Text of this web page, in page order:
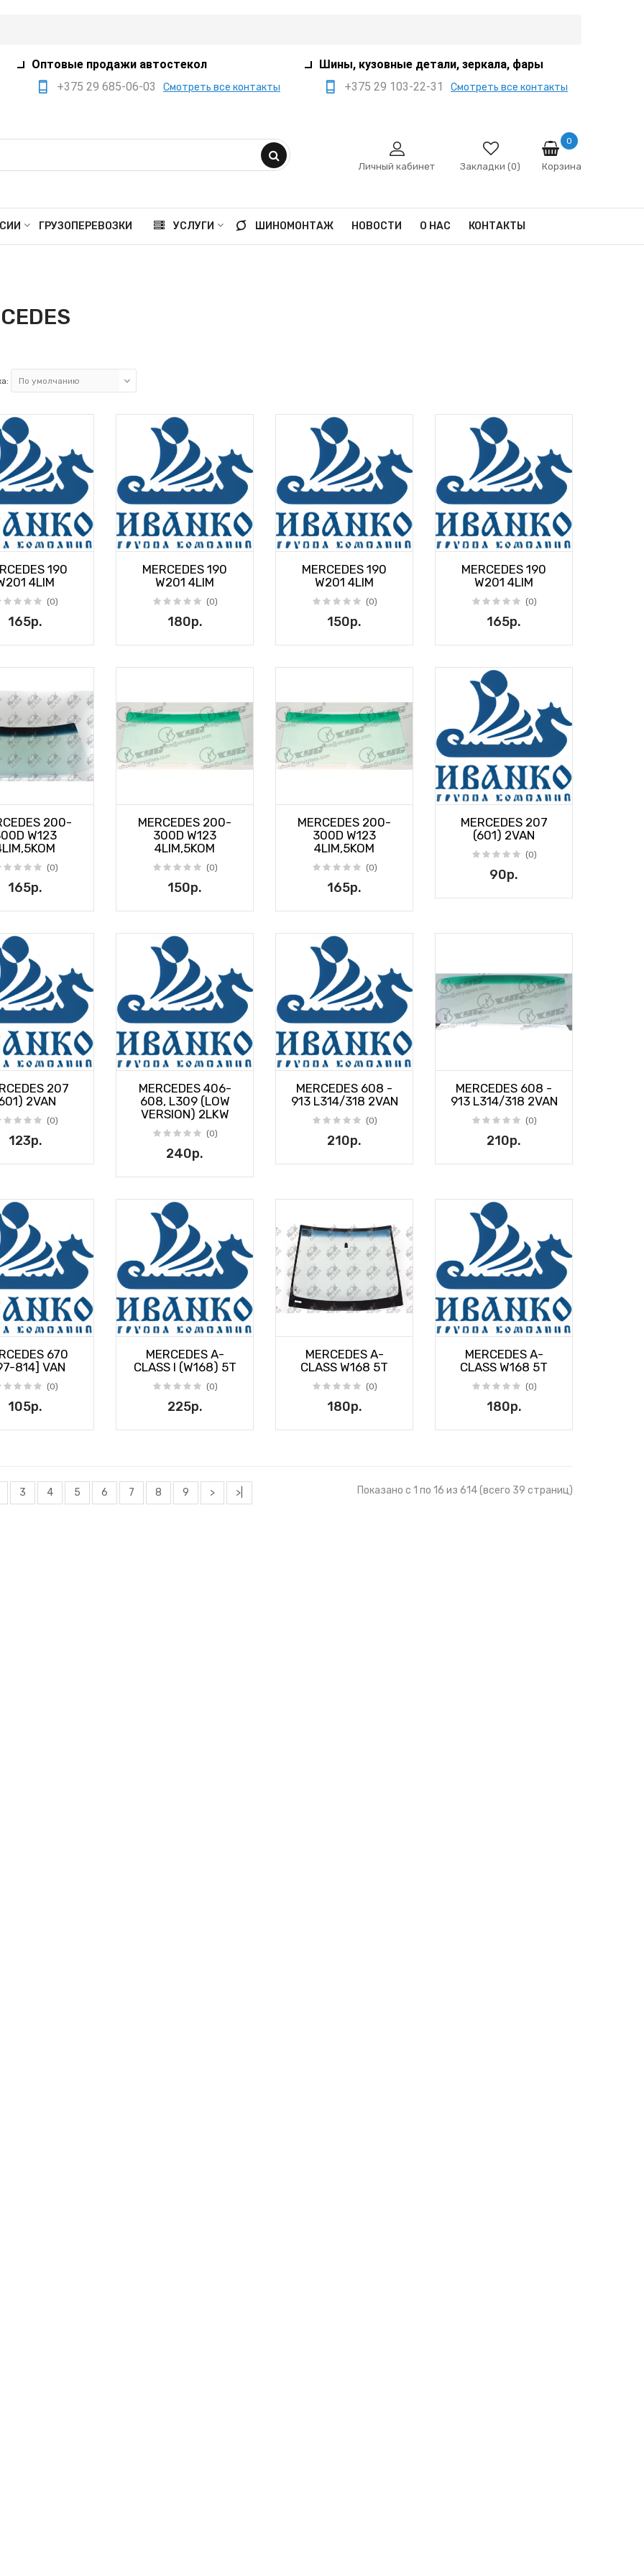
Оптовые продажи автостекол
+375 29 685-06-03
Смотреть все контакты
+375 29 385-05-03
+375 29 559-41-21
Минск, переулок
Вс выходной
Шины, кузовные детали, зеркала, фары
+375 29 103-22-31
Смотреть все контакты
+375 29 666-12-68
sale@ivanko.by
Промышленный,8/5
Личный кабинет Закладки (0) Корзина
0
ГРУЗОПЕРЕВОЗКИ УСЛУГИ ШИНОМОНТАЖ НОВОСТИ О НАС КОНТАКТЫ
190
4LIM
(0)
165р.
MERCEDES 190
W201 4LIM
(0)
180р.
MERCEDES 190
W201 4LIM
(0)
150р.
MERCEDES 190
W201 4LIM
(0)
165р.
200-
W123
(0)
165р.
MERCEDES 200-
300D W123
4LIM,5KOM
(0)
150р.
MERCEDES 200-
300D W123
4LIM,5KOM
(0)
165р.
MERCEDES 207
(601) 2VAN
(0)
90р.
207
2VAN
(0)
123р.
MERCEDES 406-
608, L309 (LOW
VERSION) 2LKW
(0)
240р.
MERCEDES 608 -
913 L314/318 2VAN
(0)
210р.
MERCEDES 608 -
913 L314/318 2VAN
(0)
210р.
670
814] VAN
(0)
105р.
MERCEDES A-
CLASS I (W168) 5T
(0)
225р.
MERCEDES A-
CLASS W168 5T
(0)
180р.
MERCEDES A-
CLASS W168 5T
(0)
180р.
3 4 5 6 7 8 9 > >| Показано с 1 по 16 из 614 (всего 39 страниц)